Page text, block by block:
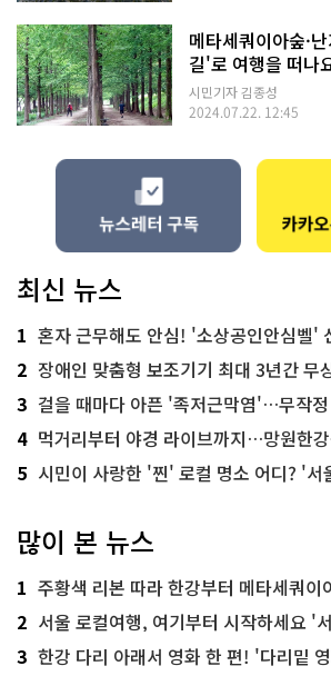
메타세쿼이아숲·
길'로 여행을 떠나
시민기자 김종성
2024.07.22. 12:45
최신 뉴스
1 혼자 근무해도 안심! '소상공인안심벨'
2 장애인 맞춤형 보조기기 최대 3년간 무상 대
3 걸을 때마다 아픈 '족저근막염'…무작정 참지
4 먹거리부터 야경 라이브까지…망원한
5 시민이 사랑한 '찐' 로컬 명소 어디? '서울
많이 본 뉴스
1 주황색 리본 따라 한강부터 메타세쿼이아 숲길
2 서울 로컬여행, 여기부터 시작하세요 '
3 한강 다리 아래서 영화 한 편! '다리밑